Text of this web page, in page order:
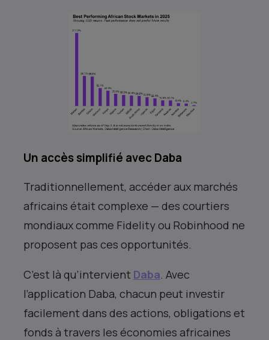
Un accès simplifié avec Daba
Traditionnellement, accéder aux marchés
africains était complexe — des courtiers
mondiaux comme Fidelity ou Robinhood ne
proposent pas ces opportunités.
C’est là qu’intervient Daba. Avec
l’application Daba, chacun peut investir
facilement dans des actions, obligations et
fonds à travers les économies africaines